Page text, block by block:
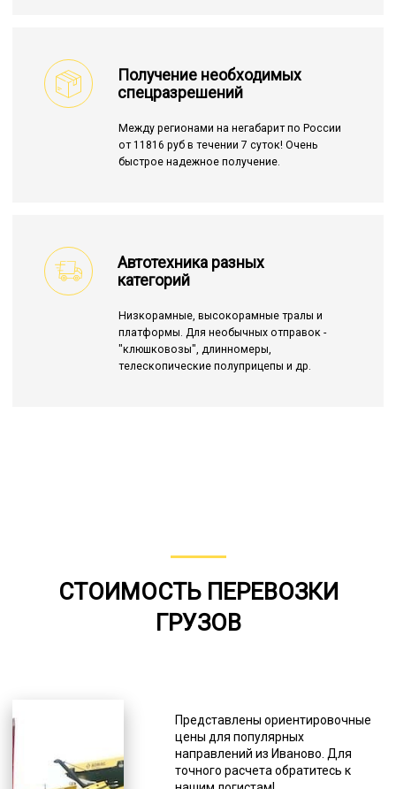
Получение необходимых
спецразрешений
Между регионами на негабарит по России
от 11816 руб в течении 7 суток! Очень
быстрое надежное получение.
Автотехника разных
категорий
Низкорамные, высокорамные тралы и
платформы. Для необычных отправок -
"клюшковозы", длинномеры,
телескопические полуприцепы и др.
СТОИМОСТЬ ПЕРЕВОЗКИ
ГРУЗОВ
Представлены ориентировочные
цены для популярных
направлений из Иваново. Для
точного расчета обратитесь к